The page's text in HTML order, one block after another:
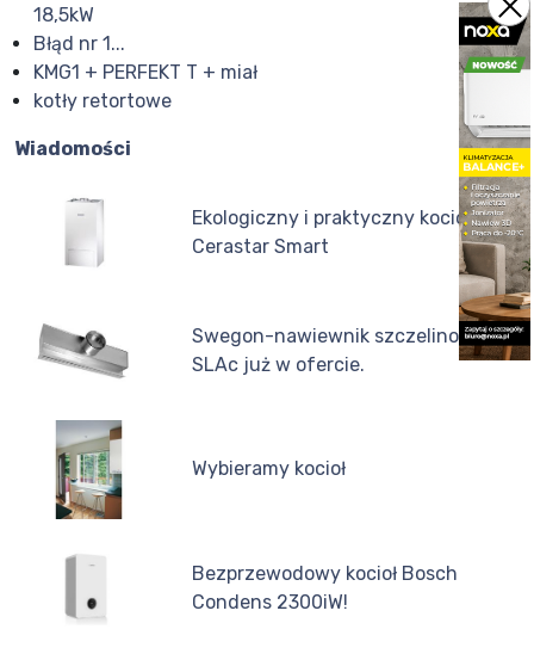
18,5kW
Błąd nr 1...
KMG1 + PERFEKT T + miał
kotły retortowe
Wiadomości
Ekologiczny i praktyczny kocioł
Cerastar Smart
Swegon-nawiewnik szczelinowy
SLAc już w ofercie.
Wybieramy kocioł
Bezprzewodowy kocioł Bosch
Condens 2300iW!